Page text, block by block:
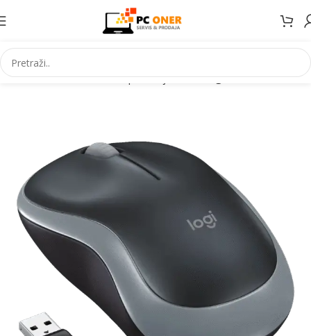
Početna Informatika PC periferija Miševi i grafički tableti